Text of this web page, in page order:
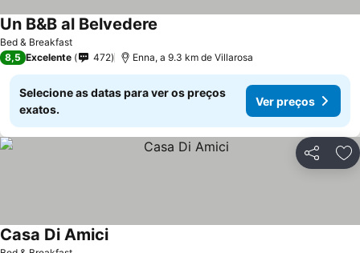
Bed & Breakfast
Un B&B al Belvedere
8,5 Excelente 472 Enna, a 9.3 km de Villarosa
Selecione as datas para ver os preços
exatos.
Ver preços
Partilhar
Casa Di Amici